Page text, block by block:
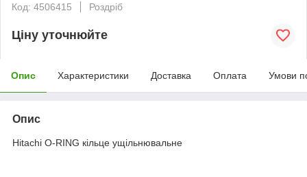
Код: 4506415
Роздріб
Ціну уточнюйте
Опис Характеристики Доставка Оплата Умови
Опис
Hitachi O-RING кільце ущільнювальне